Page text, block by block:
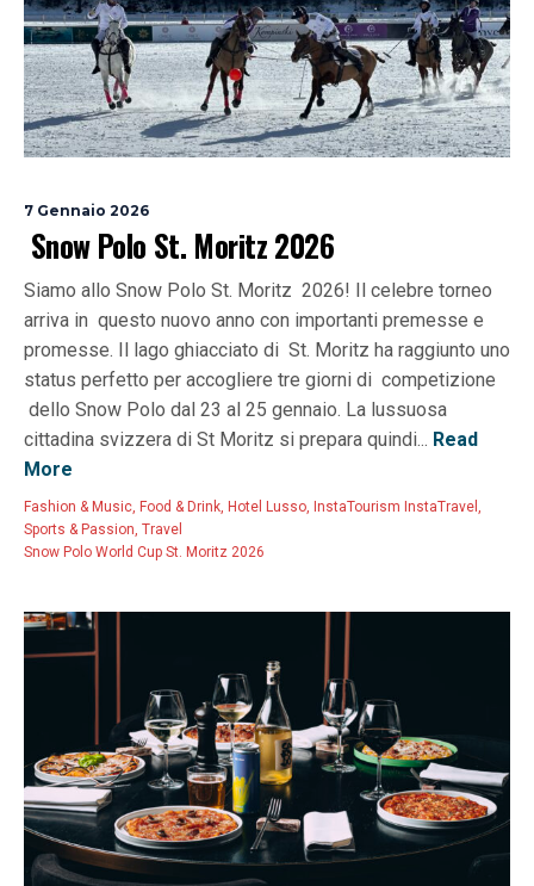
7 Gennaio 2026
Snow Polo St. Moritz 2026
Siamo allo Snow Polo St. Moritz 2026! Il celebre torneo
arriva in questo nuovo anno con importanti premesse e
promesse. Il lago ghiacciato di St. Moritz ha raggiunto uno
status perfetto per accogliere tre giorni di competizione
dello Snow Polo dal 23 al 25 gennaio. La lussuosa
cittadina svizzera di St Moritz si prepara quindi... Read
More
Fashion & Music, Food & Drink, Hotel Lusso, InstaTourism InstaTravel ,
Sports & Passion, Travel
Snow Polo World Cup St. Moritz 2026